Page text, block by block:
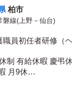
柏市
磐線(上野－仙台)
職員初任者研修（
制 有給休暇 慶弔
月9休